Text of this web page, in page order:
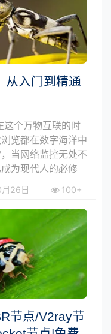
从入门到精通
这个万物互联的时
览都在数字海洋中
当网络监控无处不
为现代人的必修
月26日 100+
节点/V2ray节